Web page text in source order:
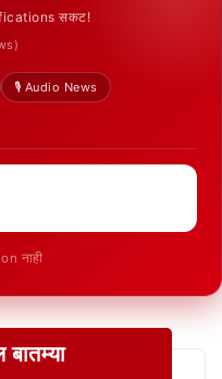
सकट!
🎙️ Audio News
नाही